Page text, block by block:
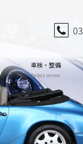
車検・整備
factory service